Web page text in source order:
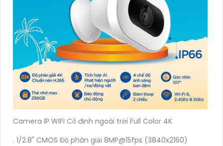
Camera IP WIFI Cố định ngoài trời Full Color 4K
. 1/2.8" CMOS Độ phân giải 8MP@15fps (3840x2160)